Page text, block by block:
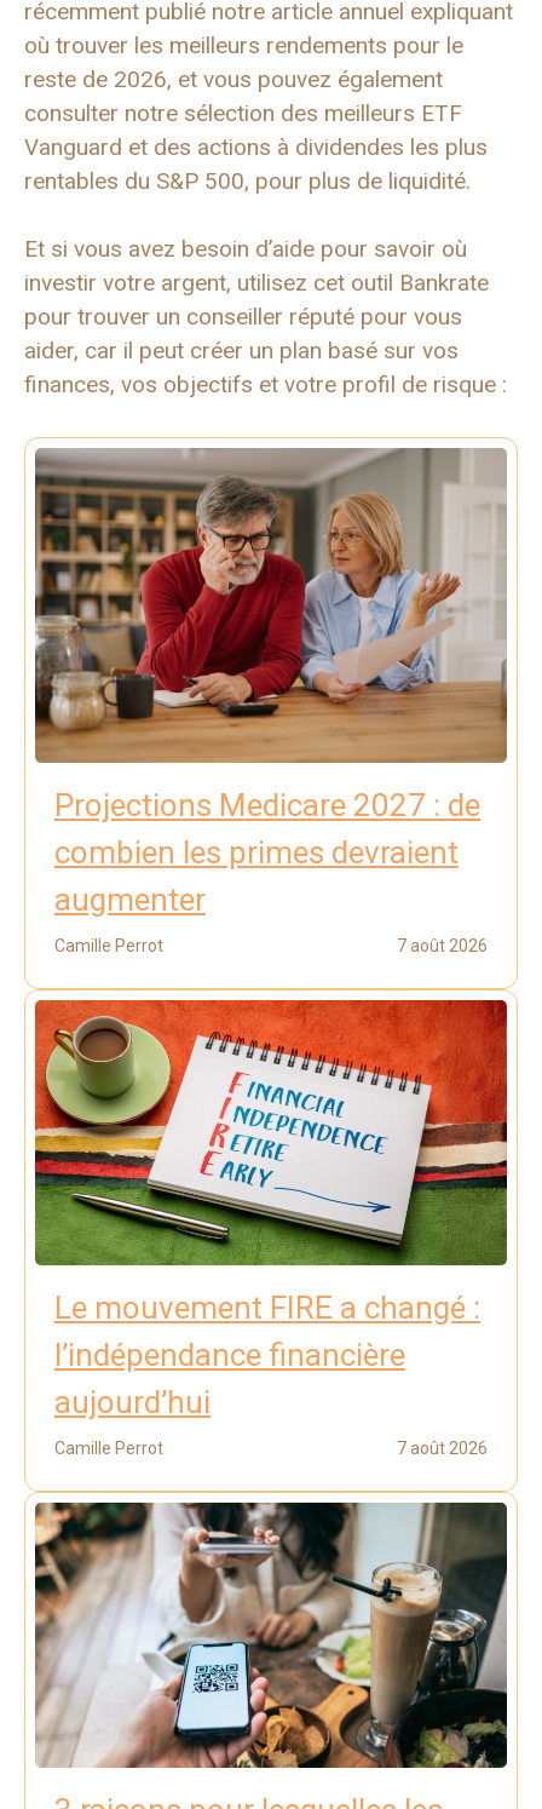
récemment publié notre article annuel expliquant
où trouver les meilleurs rendements pour le
reste de 2026, et vous pouvez également
consulter notre sélection des meilleurs ETF
Vanguard et des actions à dividendes les plus
rentables du S&P 500, pour plus de liquidité.
Et si vous avez besoin d’aide pour savoir où
investir votre argent, utilisez cet outil Bankrate
pour trouver un conseiller réputé pour vous
aider, car il peut créer un plan basé sur vos
finances, vos objectifs et votre profil de risque :
Projections Medicare 2027 : de
combien les primes devraient
augmenter
Camille Perrot 7 août 2026
Le mouvement FIRE a changé :
l’indépendance financière
aujourd’hui
Camille Perrot 7 août 2026